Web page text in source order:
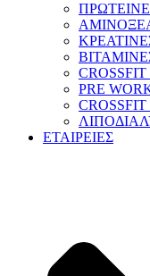
PRE
ΕΤΑΙΡΕΙΕΣ